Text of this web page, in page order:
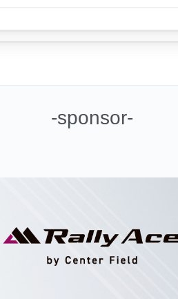
-sponsor-